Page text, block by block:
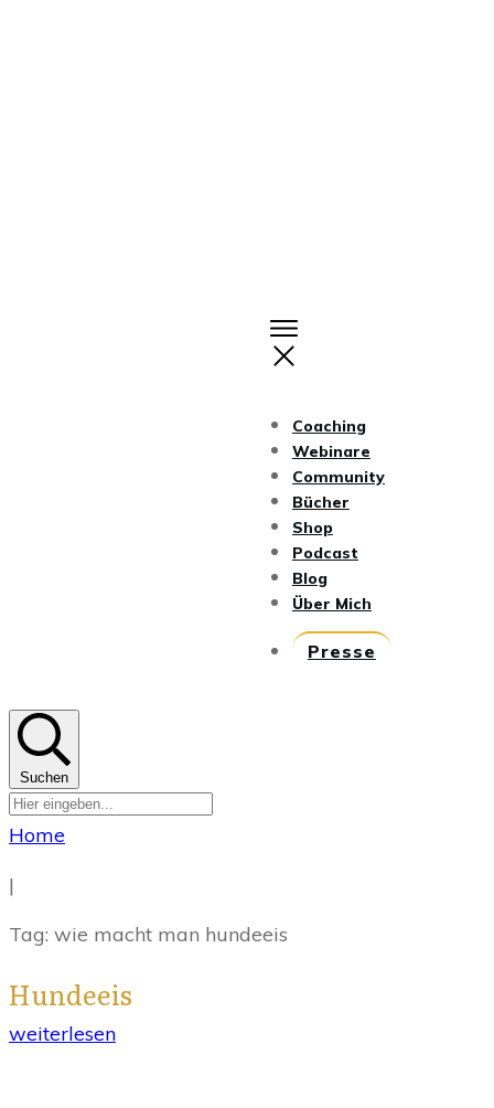
Coaching
Webinare
Community
Bücher
Shop
Podcast
Blog
Über Mich
Presse
Suchen
Home
|
Tag: wie macht man hundeeis
Hundeeis
weiterlesen